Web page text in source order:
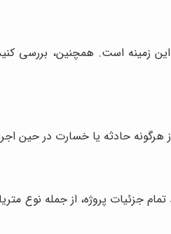
زمینه است. همچنین، بررسی
حادثه یا خسارت در حین
تمام جزئیات پروژه، از جمله نوع